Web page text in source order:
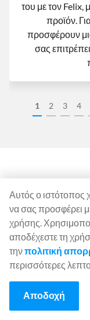
1 2 3 4
του με τον Felix,
προϊόν.
προσφέρουν
σας
κορυφαίες
Αυτός ο ιστότοπος
να σας προσφέρει
χρήσης.
αποδέχεστε τη
τηνπολιτική
περισσότερες
Αποδοχή